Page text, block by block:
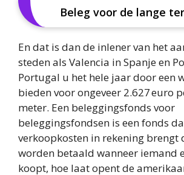
Beleg voor de lange
En dat is dan de inlener van het
steden als Valencia in Spanje en
Portugal u het hele jaar door een
bieden voor ongeveer 2.627 euro
meter. Een beleggingsfonds voor
beleggingsfondsen is een fonds
verkoopkosten in rekening brengt
worden betaald wanneer iemand
koopt, hoe laat opent de